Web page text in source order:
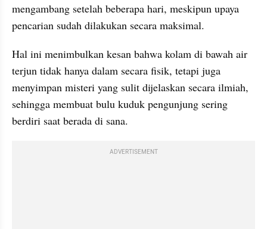
mengambang setelah beberapa hari, meskipun upaya
pencarian sudah dilakukan secara maksimal.
Hal ini menimbulkan kesan bahwa kolam di bawah air
terjun tidak hanya dalam secara fisik, tetapi juga
menyimpan misteri yang sulit dijelaskan secara ilmiah,
sehingga membuat bulu kuduk pengunjung sering
berdiri saat berada di sana.
ADVERTISEMENT